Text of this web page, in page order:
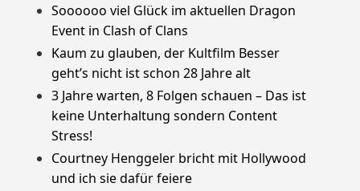
Soooooo viel Glück im aktuellen Dragon
Event in Clash of Clans
Kaum zu glauben, der Kultfilm Besser
geht’s nicht ist schon 28 Jahre alt
3 Jahre warten, 8 Folgen schauen – Das ist
keine Unterhaltung sondern Content
Stress!
Courtney Henggeler bricht mit Hollywood
und ich sie dafür feiere